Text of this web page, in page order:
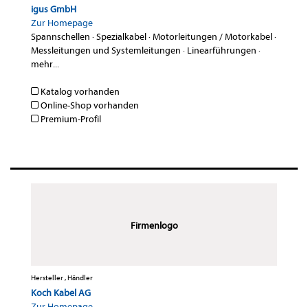
igus GmbH
Zur Homepage
Spannschellen ·Spezialkabel·Motorleitungen / Motorkabel·
Messleitungen und Systemleitungen · Linearführungen ·
mehr...
Katalog vorhanden
Online-Shop vorhanden
Premium-Profil
Firmenlogo
Hersteller , Händler
Koch Kabel AG